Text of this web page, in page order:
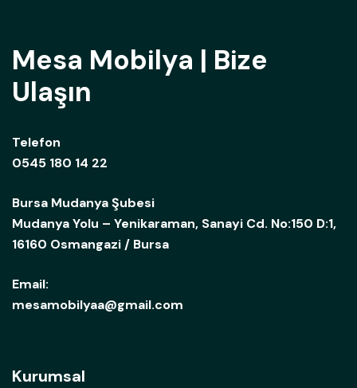
Mesa Mobilya | Bize
Ulaşın
Telefon
0545 180 14 22
Bursa Mudanya Şubesi
Mudanya Yolu – Yenikaraman, Sanayi Cd. No:150 D:1,
16160 Osmangazi / Bursa
Email:
mesamobilyaa@gmail.com
Kurumsal